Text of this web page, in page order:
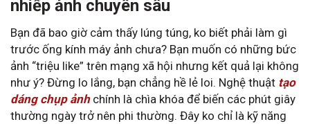
nhiếp ảnh chuyên sâu
Bạn đã bao giờ cảm thấy lúng túng, ko biết phải làm gì
trước ống kính máy ảnh chưa? Bạn muốn có những bức
ảnh “triệu like” trên mạng xã hội nhưng kết quả lại không
như ý? Đừng lo lắng, bạn chẳng hề lẻ loi. Nghệ thuật tạo
dáng chụp ảnhchính là chìa khóa để biến các phút giây
thường ngày trở nên phi thường. Đây ko chỉ là kỹ năng